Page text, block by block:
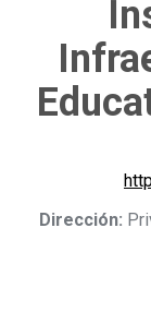
Dirección: